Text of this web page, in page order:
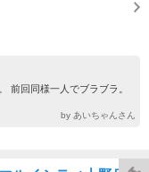
前回同様一人でブラブラ。
by あいちゃんさん